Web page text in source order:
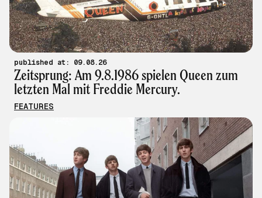
published at: 09.08.26
Zeitsprung: Am 9.8.1986 spielen Queen zum
letzten Mal mit Freddie Mercury.
FEATURES